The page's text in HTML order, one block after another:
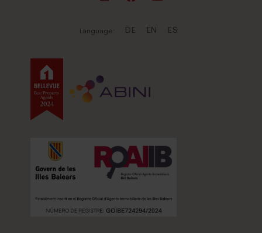
Language: DE EN ES